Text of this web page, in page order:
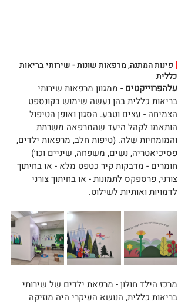
| פינות המתנה, מרפאות שונות - שירותי בריאות
כללית
עלהפרוייקטים - ממגוון מרפאות שירותי
בריאות כללית בהן נעשה שימוש בקונספט
הצמיחה - עצים וטבע. הסגון ואופן הטיפול
הותאמו לקהל היעד שהמרפאה משרתת
והמומחיות שלה. (טיפות חלב, מרפאות ילדים,
פסיכיאטריה, נשים, משפחה, שיניים וכו׳)
חומרים - מדבקות קיר כטפט מלא - או בחיתוך
צורני, פרספקס לתמונות - או בחיתוך צורני
לדמויות ואותיות לשילוט.
מרכז הילד חולון - מרפאת ילדים של שירותי
בריאות כללית, הנושא העיקרי היה מוזיקה